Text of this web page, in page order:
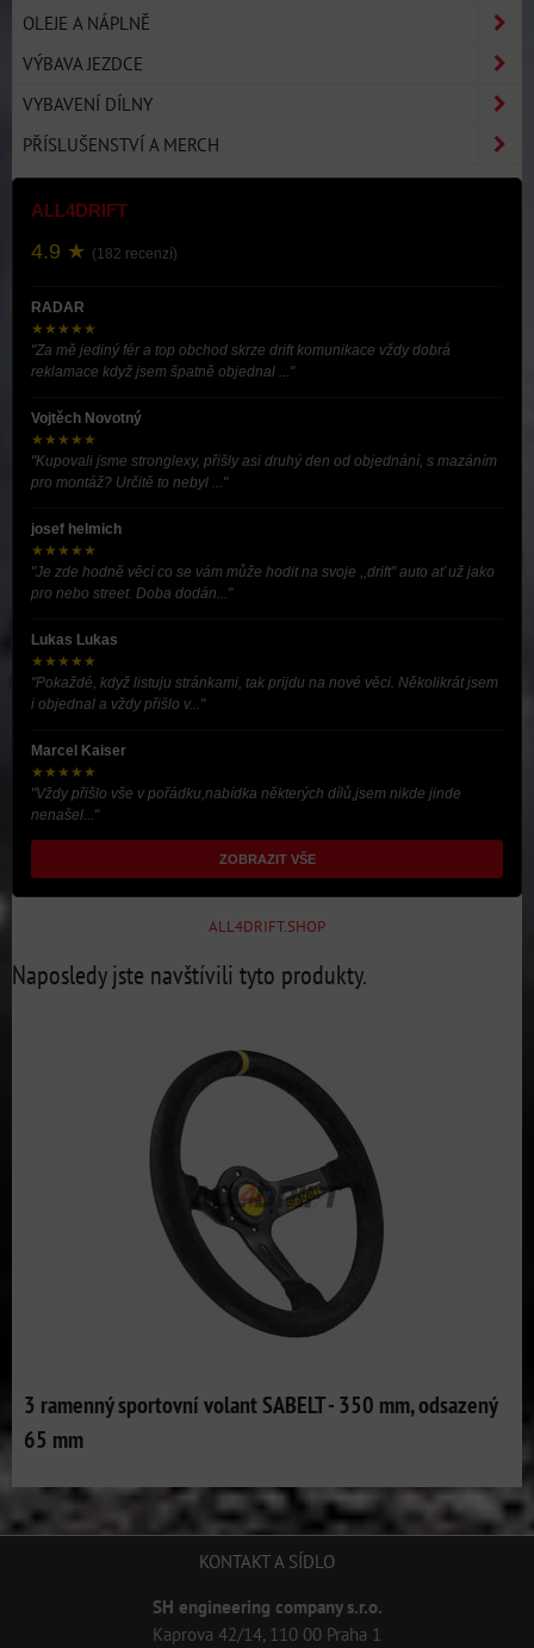
OLEJE A NÁPLNĚ
VÝBAVA JEZDCE
VYBAVENÍ DÍLNY
PŘÍSLUŠENSTVÍ A MERCH
ALL4DRIFT
4.9 ★ (182 recenzí)
RADAR
★★★★★
"Za mě jediný fér a top obchod skrze drift komunikace vždy dobrá
reklamace když jsem špatně objednal ..."
Vojtěch Novotný
★★★★★
"Kupovali jsme stronglexy, přišly asi druhý den od objednání, s mazáním
pro montáž? Určitě to nebyl ..."
josef helmich
★★★★★
"Je zde hodně věcí co se vám může hodit na svoje ,,drift” auto ať už jako
pro nebo street. Doba dodán..."
Lukas Lukas
★★★★★
"Pokaždé, když listuju stránkami, tak prijdu na nové věci. Několikrát jsem
i objednal a vždy přišlo v..."
Marcel Kaiser
★★★★★
"Vždy přišlo vše v pořádku,nabídka některých dílů,jsem nikde jinde
nenašel..."
ZOBRAZIT VŠE
ALL4DRIFT.SHOP
Naposledy jste navštívili tyto produkty.
3 ramenný sportovní volant SABELT - 350 mm, odsazený
65 mm
KONTAKT A SÍDLO
SH engineering company s.r.o.
Kaprova 42/14, 110 00 Praha 1